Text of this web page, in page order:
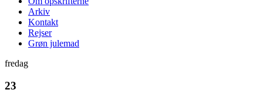
Arkiv
Kontakt
Rejser
Grøn julemad
fredag
23